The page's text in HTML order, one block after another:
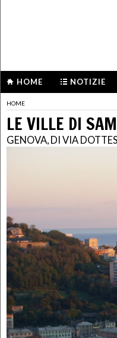
HOME NOTIZIE
HOME
LE VILLE DI
GENOVA, DI VIA